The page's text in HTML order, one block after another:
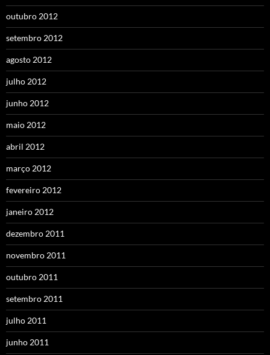
outubro 2012
setembro 2012
agosto 2012
julho 2012
junho 2012
maio 2012
abril 2012
março 2012
fevereiro 2012
janeiro 2012
dezembro 2011
novembro 2011
outubro 2011
setembro 2011
julho 2011
junho 2011